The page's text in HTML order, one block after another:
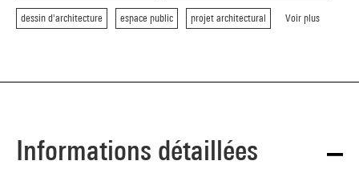
dessin d'architecture espace public projet architectural Voir plus
Informations détaillées